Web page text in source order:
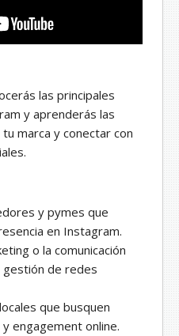
las principales
y aprenderás las
marca y conectar con
y pymes que
en Instagram.
o la comunicación
de redes
que busquen
engagement online.